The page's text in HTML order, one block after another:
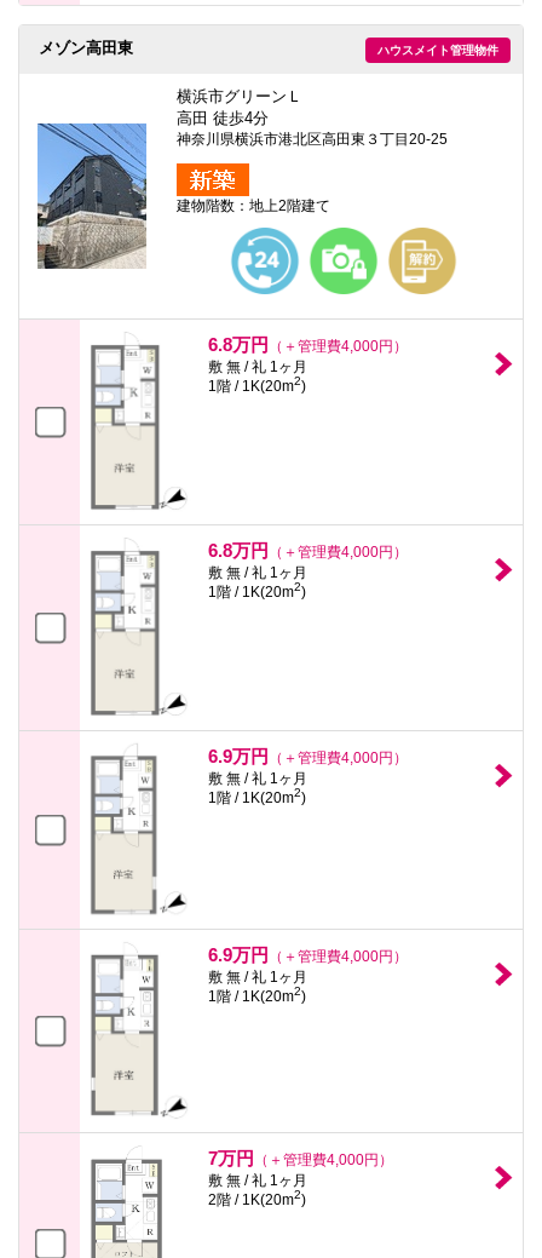
ハウスメイト管理物件
メゾン高田東
横浜市グリーンＬ
高田 徒歩4分
神奈川県横浜市港北区高田東３丁目20-25
建物階数：地上2階建て
6.8万円
（＋管理費4,000円）
敷 無 / 礼 1ヶ月
1階 / 1K(20m2)
6.8万円
（＋管理費4,000円）
敷 無 / 礼 1ヶ月
1階 / 1K(20m2)
6.9万円
（＋管理費4,000円）
敷 無 / 礼 1ヶ月
1階 / 1K(20m2)
6.9万円
（＋管理費4,000円）
敷 無 / 礼 1ヶ月
1階 / 1K(20m2)
7万円
（＋管理費4,000円）
敷 無 / 礼 1ヶ月
2階 / 1K(20m2)